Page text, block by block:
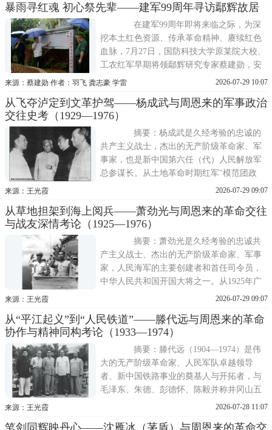
奥运第一人刘长春为切入点，钩沉1932年洛
杉矶奥运会，考证1975年第三届全运会期间
周恩来抱病邀请刘长春，这一
暴雨寻红魂 初心祭先辈——建军99周年寻访鄢辉故居
在建军99周年即将来临之际，为深
挖本土红色资源、传承革命精神、赓续红色
血脉，7月27日，国防科技大学原某院大校、
工农红军早期将领鄢辉研究专家蔡建勋，安
化县益民社会工作服务中心党支部书记高朝
村，寻访老红军鄢辉革命足迹、慰问革命后
人。这是蔡建勋第18次专程踏访鄢辉出生
地、战斗地与安葬地，以持久坚守深
来源：蔡建勋 作者：羽飞 龚志豪 学雷 2026-07-29 10:07
从飞夺泸定到文革护驾——杨成武与周恩来的军事政治
交往史考（1929—1976）
摘要：杨成武是久经考验的忠诚的
共产主义战士，杰出的无产阶级革命家、军
事家，也是新中国第六任（代）人民解放军
总参谋长。从土地革命时期红军"模范团政
委"到抗战"黄土岭功臣"，从开国大典阅兵副
组组长，杨成武的军事生涯始终与周恩来的
政治领导紧密交织。据《周恩来年谱》记
载，两人相关条目达64条之多，涵盖...
来源：王光霞 2026-07-29 09:07
从草地担架到海上阅兵——萧劲光与周恩来的革命交往
与战友深情考论（1925—1976）
摘要：萧劲光是久经考验的忠诚共
产主义战士、杰出的无产阶级革命家、军事
家，人民海军的主要创建者和首任司令员，
中华人民共和国开国大将之一。从1925年广
州初识周恩来并受派赴国民革命军第二军工
复其党籍军籍；从长征过草地时萧劲光奉命
组织担架队抬护病重的周恩来，到1957年青
岛海上阅兵时周恩来代表毛主席检
来源：王光霞 2026-07-29 09:07
从“平江起义”到“人民铁道”——滕代远与周恩来的革命
协作与精神同构考论（1933—1974）
摘要：滕代远（1904—1974）是伟
大的无产阶级革命家、人民军队卓越领导
者、新中国铁路事业的奠基人与开拓者，与
毛泽东、朱德、彭德怀、陈毅并称井冈山五
大原始股东。从1933年福建建宁红一方面军
来源：王光霞 2026-07-28 11:07
笔剑同辉映丹心——沈雁冰（茅盾）与周恩来的革命交